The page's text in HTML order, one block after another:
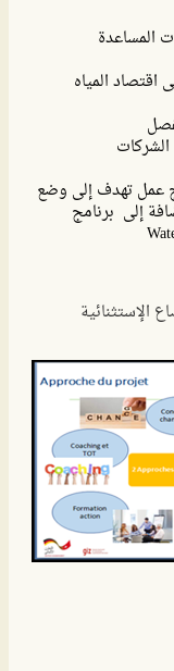
المساعدة
المياه
عمل تهدف إلى وضع
إلى برنامج
الإستثنائية